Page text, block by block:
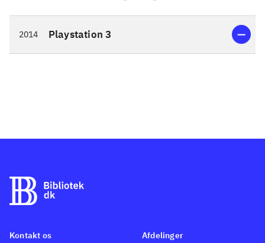
ham til at trække et underligt
sværd ud af en sten. Historien i
"Fairy fencer F" minder om
myten om "sværdet i stenen" -
for at opbygge styrke nok til at
Gameplay består af opdagelse i
mørke grotter, indsamling af
mod de onde. Sprog: engelsk.
2014 Playstation 3
Kontakt os
Afdelinger